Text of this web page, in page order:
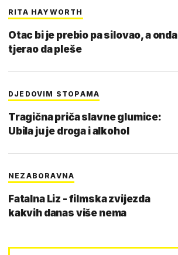
RITA HAYWORTH
Otac bi je prebio pa silovao, a onda
tjerao da pleše
DJEDOVIM STOPAMA
Tragična priča slavne glumice:
Ubila ju je droga i alkohol
NEZABORAVNA
Fatalna Liz - filmska zvijezda
kakvih danas više nema